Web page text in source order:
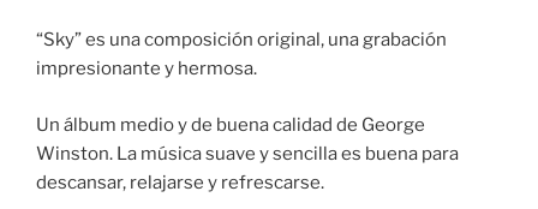
“Sky” es una composición original, una grabación
impresionante y hermosa.
Un álbum medio y de buena calidad de George
Winston. La música suave y sencilla es buena para
descansar, relajarse y refrescarse.